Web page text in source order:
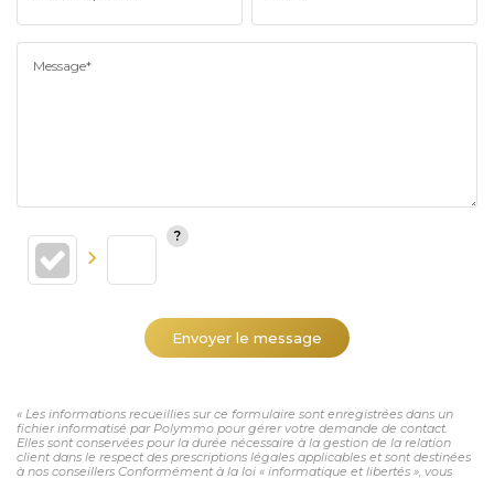
Message*
Envoyer le message
« Les informations recueillies sur ce formulaire sont enregistrées dans un
fichier informatisé par Polymmo pour gérer votre demande de contact.
Elles sont conservées pour la durée nécessaire à la gestion de la relation
client dans le respect des prescriptions légales applicables et sont destinées
à nos conseillers Conformément à la loi « informatique et libertés », vous